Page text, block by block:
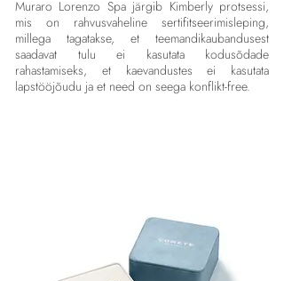
Muraro Lorenzo Spa järgib Kimberly protsessi,
mis on rahvusvaheline sertifitseerimisleping,
millega tagatakse, et teemandikaubandusest
saadavat tulu ei kasutata kodusõdade
rahastamiseks, et kaevandustes ei kasutata
lapstööjõudu ja et need on seega konflikt-free.